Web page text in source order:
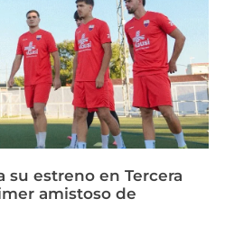
su estreno en Tercera
amistoso de